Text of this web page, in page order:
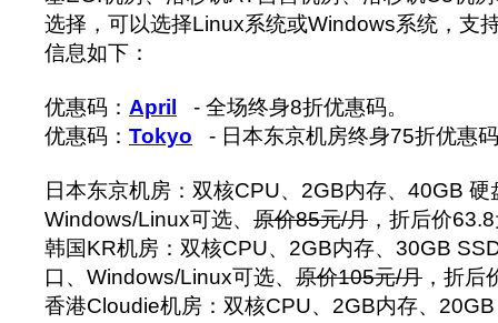
选择，可以选择Linux系统或Windows系统，支
信息如下：
优惠码： April
- 全场终身8折优惠码。
优惠码： Tokyo - 日本东京机房终身75折优惠
日本东京机房：双核CPU、2GB内存、40GB
Windows/Linux可选、 原价85元/月 ，折后价
韩国KR机房：双核CPU、2GB内存、30GB
口、Windows/Linux可选、 原价105元/月 ，折后
香港Cloudie机房：双核CPU、2GB内存、